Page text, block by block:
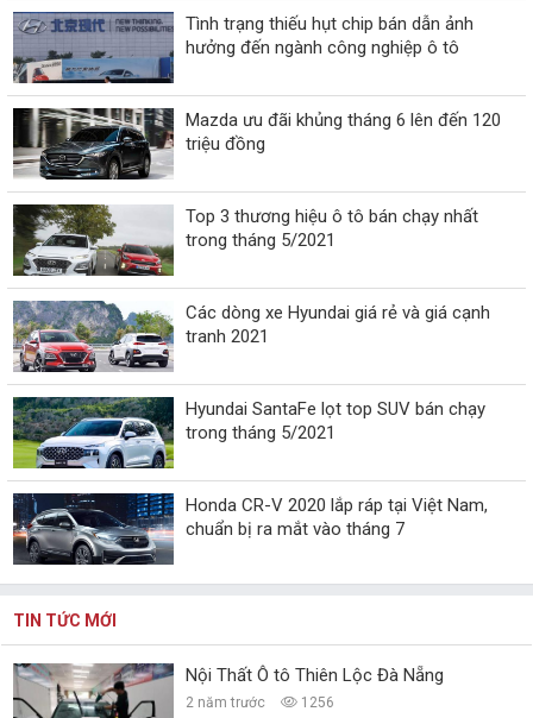
Tình trạng thiếu hụt chip bán dẫn ảnh
hưởng đến ngành công nghiệp ô tô
Mazda ưu đãi khủng tháng 6 lên đến 120
triệu đồng
Top 3 thương hiệu ô tô bán chạy nhất
trong tháng 5/2021
Các dòng xe Hyundai giá rẻ và giá cạnh
tranh 2021
Hyundai SantaFe lọt top SUV bán chạy
trong tháng 5/2021
Honda CR-V 2020 lắp ráp tại Việt Nam,
chuẩn bị ra mắt vào tháng 7
TIN TỨC MỚI
Nội Thất Ô tô Thiên Lộc Đà Nẵng
2 năm trước 1256